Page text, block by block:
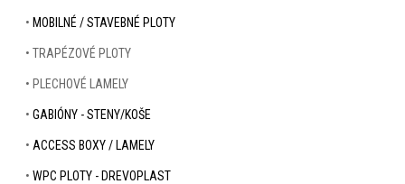
• MOBILNÉ / STAVEBNÉ PLOTY
• TRAPÉZOVÉ PLOTY
• PLECHOVÉ LAMELY
• GABIÓNY - STENY/KOŠE
• ACCESS BOXY / LAMELY
• WPC PLOTY - DREVOPLAST